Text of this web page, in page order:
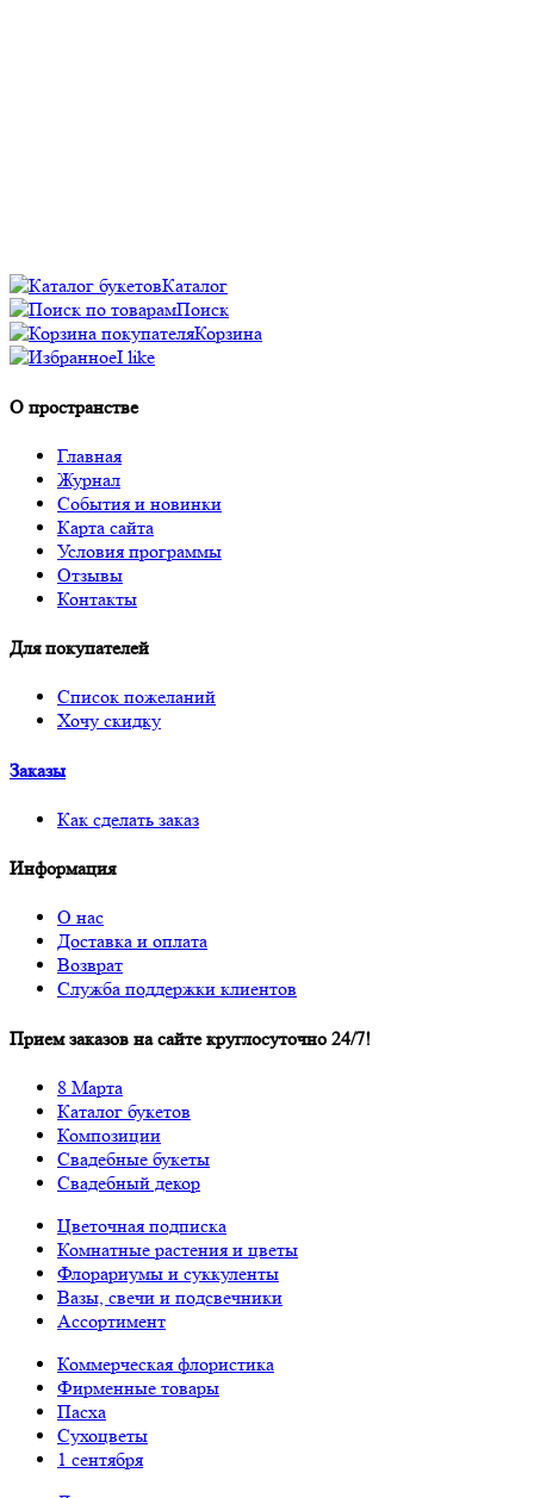
Каталог
Поиск
Корзина
I like
О пространстве
Главная
Журнал
События и новинки
Карта сайта
Условия программы
Отзывы
Контакты
Для покупателей
Список пожеланий
Хочу скидку
Заказы
Как сделать заказ
Информация
О нас
Доставка и оплата
Возврат
Служба поддержки клиентов
Прием заказов на сайте круглосуточно 24/7!
8 Марта
Каталог букетов
Композиции
Свадебные букеты
Свадебный декор
Цветочная подписка
Комнатные растения и цветы
Флорариумы и суккуленты
Вазы, свечи и подсвечники
Ассортимент
Коммерческая флористика
Фирменные товары
Пасха
Сухоцветы
1 сентября